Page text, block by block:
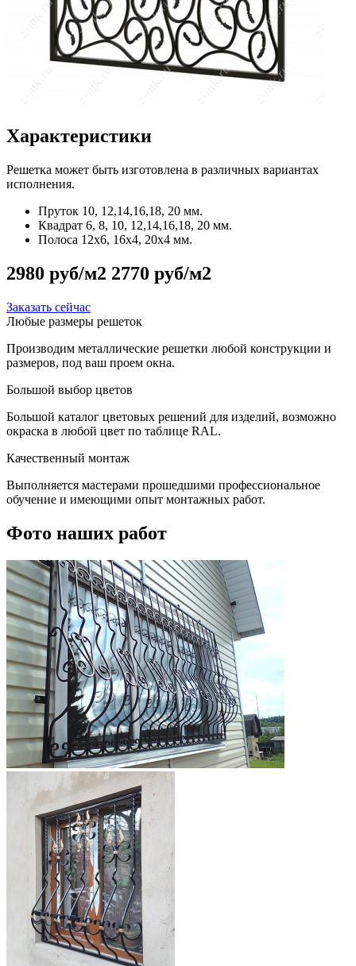
Характеристики
Решетка может быть изготовлена в различных вариантах
исполнения.
Пруток 10, 12,14,16,18, 20 мм.
Квадрат 6, 8, 10, 12,14,16,18, 20 мм.
Полоса 12x6, 16x4, 20x4 мм.
2980 руб/м2 2770 руб/м2
Заказать сейчас
Любые размеры решеток
Производим металлические решетки любой конструкции и
размеров, под ваш проем окна.
Большой выбор цветов
Большой каталог цветовых решений для изделий, возможно
окраска в любой цвет по таблице RAL.
Качественный монтаж
Выполняется мастерами прошедшими профессиональное
обучение и имеющими опыт монтажных работ.
Фото наших работ